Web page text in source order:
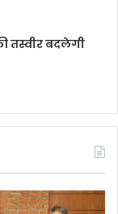
तस्वीर बदलेगी